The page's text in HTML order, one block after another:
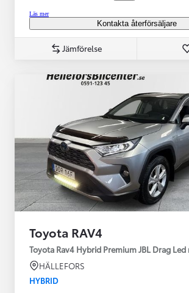
Läs mer
Kontakta återförsäljare
Jämförelse
Toyota RAV4
Toyota Rav4 Hybrid Premium JBL Drag Led
HÄLLEFORS
HYBRID